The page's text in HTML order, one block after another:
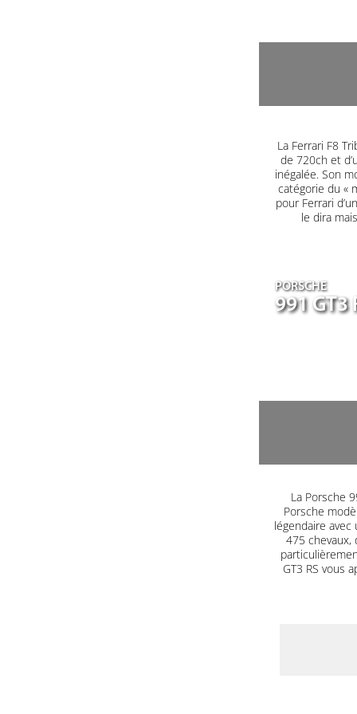
La Ferrari F8
de 720ch et
inégalée. Son
catégorie du «
pour Ferrari
le dira
PORSCHE
991 GT3
La Porsche
Porsche
légendaire
475
GT3 RS vous